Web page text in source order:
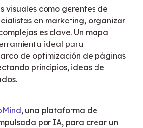
visuales como gerentes de
en marketing, organizar
es clave. Un mapa
ideal para
de optimización de páginas
principios, ideas de
, una plataforma de
por IA, para crear un